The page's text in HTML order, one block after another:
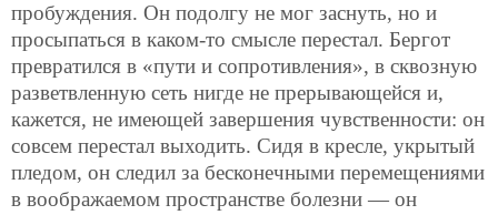
пробуждения. Он подолгу не мог заснуть, но и
просыпаться в каком-то смысле перестал. Бергот
превратился в «пути и сопротивления», в сквозную
разветвленную сеть нигде не прерывающейся и,
кажется, не имеющей завершения чувственности: он
совсем перестал выходить. Сидя в кресле, укрытый
пледом, он следил за бесконечными перемещениями
в воображаемом пространстве болезни — он